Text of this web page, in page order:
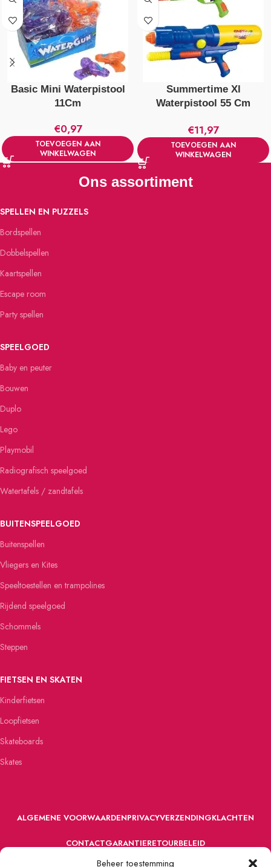
Beheer toestemming
Basic Mini Waterpistool
11Cm
€0,97
TOEVOEGEN AAN
WINKELWAGEN
Summertime Xl
Waterpistool 55 Cm
€11,97
TOEVOEGEN AAN
WINKELWAGEN
Ons assortiment
SPELLEN EN PUZZELS
Bordspellen
Dobbelspellen
Kaartspellen
Escape room
Party spellen
SPEELGOED
Baby en peuter
Bouwen
Duplo
Lego
Playmobil
Radiografisch speelgoed
Watertafels / zandtafels
BUITENSPEELGOED
Buitenspellen
Vliegers en Kites
Speeltoestellen en trampolines
Rijdend speelgoed
Schommels
Steppen
FIETSEN EN SKATEN
Kinderfietsen
Loopfietsen
Skateboards
Skates
ALGEMENE VOORWAARDENPRIVACYVERZENDINGKLACHTEN
CONTACTGARANTIERETOURBELEID